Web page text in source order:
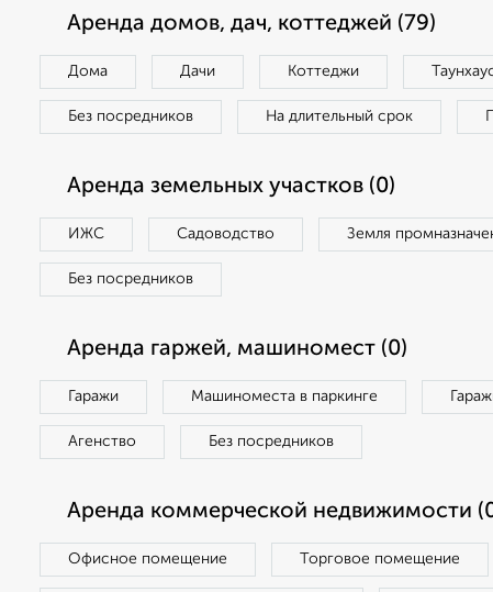
Аренда домов, дач, коттеджей (79)
Дома Дачи Коттеджи
Без посредников На длительный срок
Аренда земельных участков (0)
ИЖС Садоводство Земля
Без посредников
Аренда гаржей, машиномест (0)
Гаражи Машиноместа в паркинге
Агенство Без посредников
Аренда коммерческой недвижимости
Офисное помещение Торговое помещение